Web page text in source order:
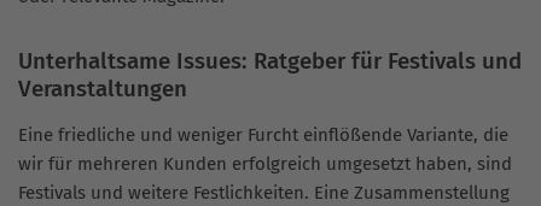
Unterhaltsame Issues: Ratgeber für Festivals und
Veranstaltungen
Eine friedliche und weniger Furcht einflößende Variante, die
wir für mehreren Kunden erfolgreich umgesetzt haben, sind
Festivals und weitere Festlichkeiten. Eine Zusammenstellung